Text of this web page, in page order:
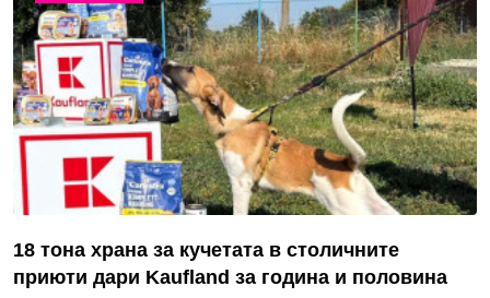
18 тона храна за кучетата в столичните
приюти дари Kaufland за година и половина